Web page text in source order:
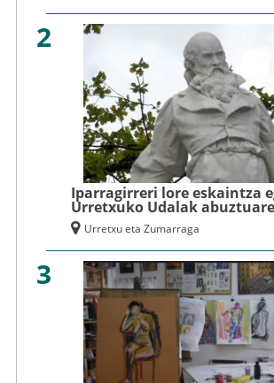
2
Iparragirreri lore eskaintza
Urretxuko Udalak
Urretxu eta Zumarraga
3